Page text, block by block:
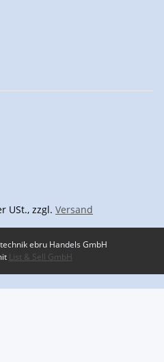
USt., zzgl. Versand
ebru Handels GmbH
List & Sell GmbH